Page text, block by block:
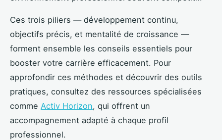
Ces trois piliers — développement continu,
objectifs précis, et mentalité de croissance —
forment ensemble les conseils essentiels pour
booster votre carrière efficacement. Pour
approfondir ces méthodes et découvrir des outils
pratiques, consultez des ressources spécialisées
comme Activ Horizon, qui offrent un
accompagnement adapté à chaque profil
professionnel.